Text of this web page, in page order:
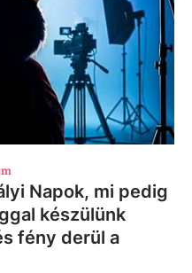
Napok, mi pedig
készülünk
fény derül a